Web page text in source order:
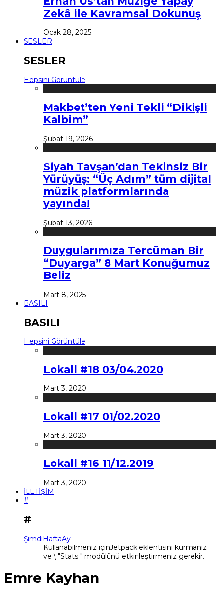
Zekâ ile Kavramsal Dokunuş
Ocak 28, 2025
SESLER
SESLER
Hepsini Görüntüle
Makbet’ten Yeni Tekli “Dikişli
Kalbim”
Şubat 19, 2026
Siyah Tavşan’dan Tekinsiz Bir
Yürüyüş: “Üç Adım” tüm dijital
müzik platformlarında
yayında!
Şubat 13, 2026
Duygularımıza Tercüman Bir
“Duyarga” 8 Mart Konuğumuz
Beliz
Mart 8, 2025
BASILI
BASILI
Hepsini Görüntüle
Lokall #18 03/04.2020
Mart 3, 2020
Lokall #17 01/02.2020
Mart 3, 2020
Lokall #16 11/12.2019
Mart 3, 2020
İLETİŞİM
#
#
ŞimdiHaftaAy
Kullanabilmeniz içinJetpack eklentisini kurmanız
ve \ "Stats " modülünü etkinleştirmeniz gerekir.
Emre Kayhan